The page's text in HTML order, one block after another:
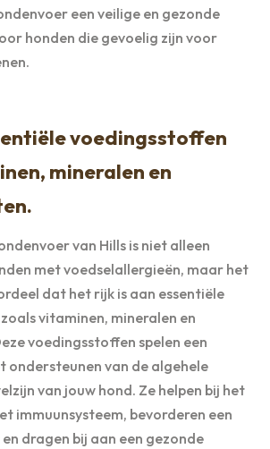
een veilige en gezonde
honden die gevoelig zijn voor
voedingsstoffen
mineralen en
van Hills is niet alleen
met voedselallergieën, maar het
dat het rijk is aan essentiële
vitaminen, mineralen en
voedingsstoffen spelen een
ondersteunen van de algehele
van jouw hond. Ze helpen bij het
immuunsysteem, bevorderen een
dragen bij aan een gezonde